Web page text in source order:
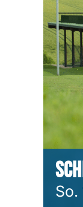
So.